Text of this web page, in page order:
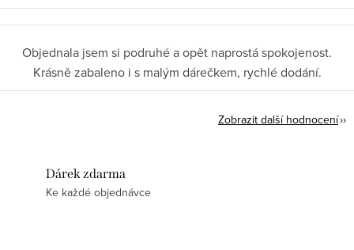
Objednala jsem si podruhé a opět naprostá spokojenost.
Krásně zabaleno i s malým dárečkem, rychlé dodání.
Zobrazit další hodnocení
Dárek zdarma
Ke každé objednávce